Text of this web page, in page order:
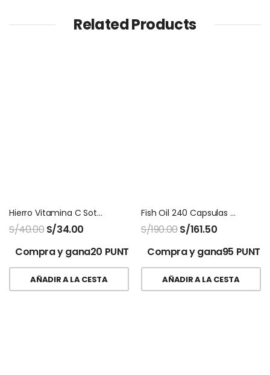
Related Products
Hierro Vitamina C Sottcor 130 Gomitas
S/40.00 S/34.00
Compra y gana20 PUNTOS!
AÑADIR A LA CESTA
Fish Oil 240 Capsulas Nutricost
S/190.00S/161.50
Compra y gana95
AÑADIR A LA CESTA